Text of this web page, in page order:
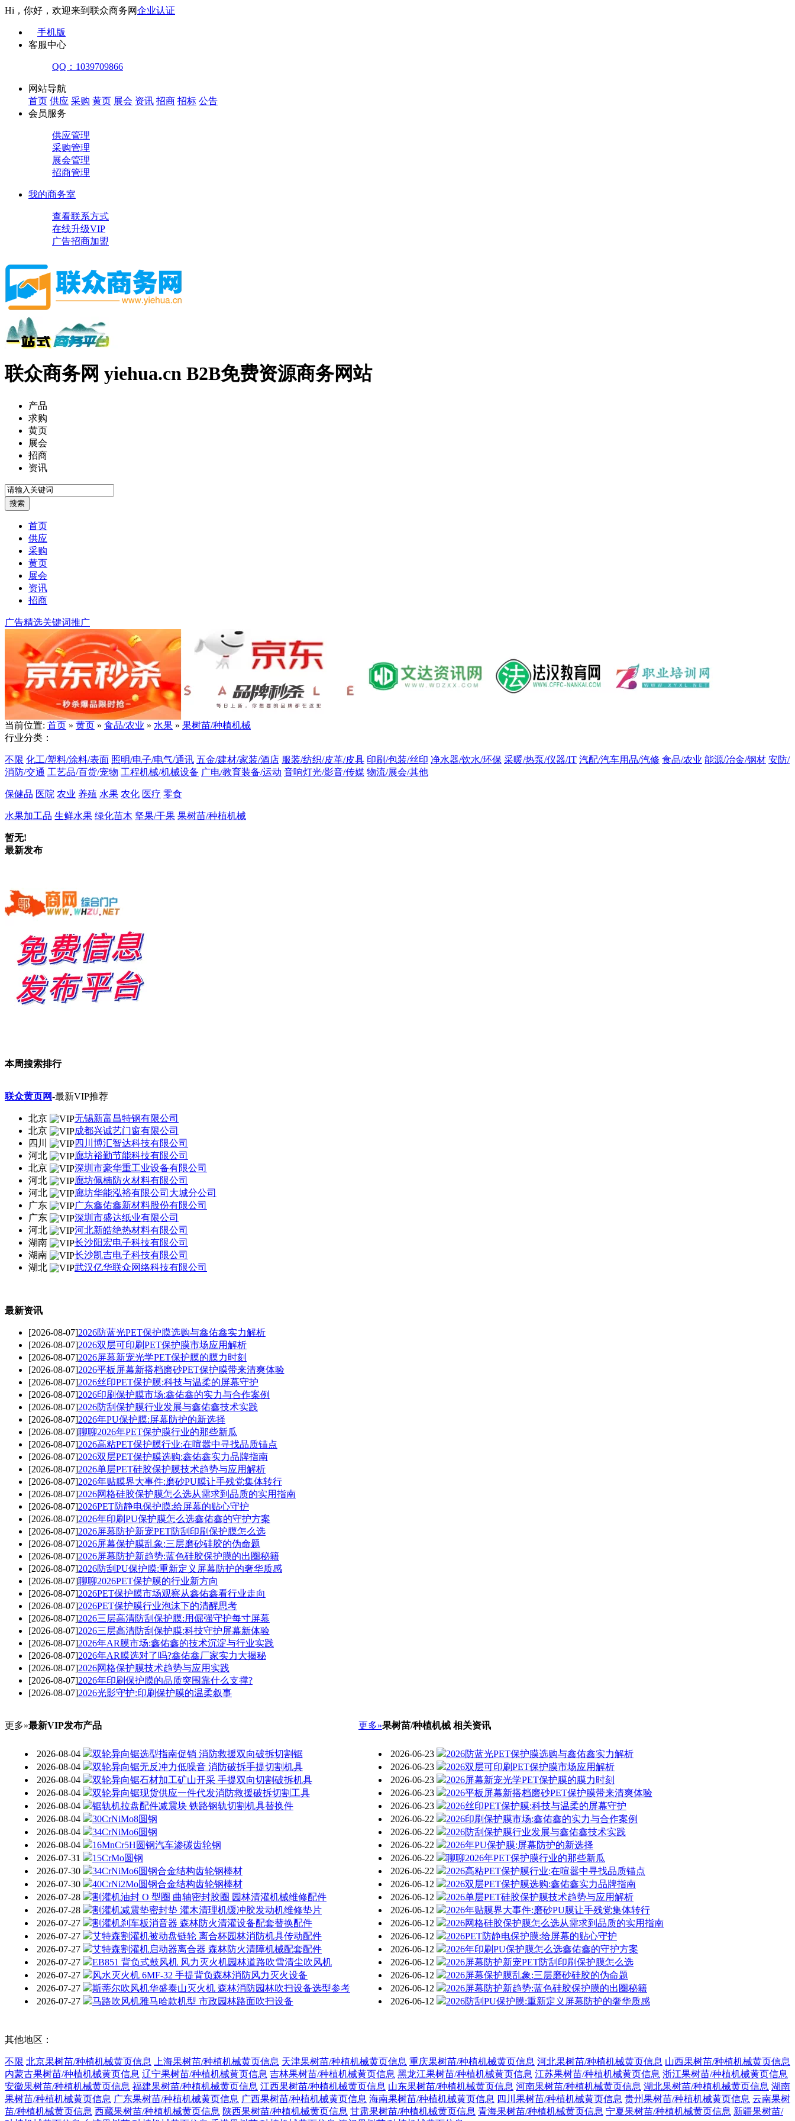
Hi，你好，欢迎来到联众商务网企业认证
手机版
客服中心
QQ：1039709866
网站导航
首页 供应 采购 黄页 展会 资讯 招商 招标 公告
会员服务
供应管理
采购管理
展会管理
招商管理
我的商务室
查看联系方式
在线升级VIP
广告招商加盟
联众商务网 yiehua.cn B2B免费资源商务网站
产品
求购
黄页
展会
招商
资讯
首页
供应
采购
黄页
展会
资讯
招商
广告精选关键词推广
当前位置: 首页 » 黄页 » 食品/农业 » 水果 » 果树苗/种植机械
行业分类：
不限 化工/塑料/涂料/表面 照明/电子/电气/通讯 五金/建材/家装/酒店 服装/纺织/皮革/皮具 印刷/包装/丝印 净水器/饮水/环保 采暖/热泵/仪器/IT 汽配/汽车用品/汽修 食品/农业 能源/冶金/钢材 安防/
消防/交通 工艺品/百货/宠物 工程机械/机械设备 广电/教育装备/运动 音响灯光/影音/传媒 物流/展会/其他
保健品 医院 农业 养殖 水果 农化 医疗 零食
水果加工品 生鲜水果 绿化苗木 坚果/干果 果树苗/种植机械
暂无!
最新发布
本周搜索排行
联众黄页网-最新VIP推荐
北京
无锡新富昌特钢有限公司
北京
成都兴诚艺门窗有限公司
四川
四川博汇智达科技有限公司
河北
廊坊裕勤节能科技有限公司
北京
深圳市豪华重工业设备有限公司
河北
廊坊佩楠防火材料有限公司
河北
廊坊华能泓裕有限公司大城分公司
广东
广东鑫佑鑫新材料股份有限公司
广东
深圳市盛达纸业有限公司
河北
河北新皓绝热材料有限公司
湖南
长沙阳宏电子科技有限公司
湖南
长沙凯吉电子科技有限公司
湖北
武汉亿华联众网络科技有限公司
最新资讯
[2026-08-07]2026防蓝光PET保护膜选购与鑫佑鑫实力解析
[2026-08-07]2026双层可印刷PET保护膜市场应用解析
[2026-08-07]2026屏幕新宠光学PET保护膜的膜力时刻
[2026-08-07]2026平板屏幕新搭档磨砂PET保护膜带来清爽体验
[2026-08-07]2026丝印PET保护膜:科技与温柔的屏幕守护
[2026-08-07]2026印刷保护膜市场:鑫佑鑫的实力与合作案例
[2026-08-07]2026防刮保护膜行业发展与鑫佑鑫技术实践
[2026-08-07]2026年PU保护膜:屏幕防护的新选择
[2026-08-07]聊聊2026年PET保护膜行业的那些新瓜
[2026-08-07]2026高粘PET保护膜行业:在喧嚣中寻找品质锚点
[2026-08-07]2026双层PET保护膜选购:鑫佑鑫实力品牌指南
[2026-08-07]2026单层PET硅胶保护膜技术趋势与应用解析
[2026-08-07]2026年贴膜界大事件:磨砂PU膜让手残党集体转行
[2026-08-07]2026网格硅胶保护膜怎么选从需求到品质的实用指南
[2026-08-07]2026PET防静电保护膜:给屏幕的贴心守护
[2026-08-07]2026年印刷PU保护膜怎么选鑫佑鑫的守护方案
[2026-08-07]2026屏幕防护新宠PET防刮印刷保护膜怎么选
[2026-08-07]2026屏幕保护膜乱象:三层磨砂硅胶的伪命题
[2026-08-07]2026屏幕防护新趋势:蓝色硅胶保护膜的出圈秘籍
[2026-08-07]2026防刮PU保护膜:重新定义屏幕防护的奢华质感
[2026-08-07]聊聊2026PET保护膜的行业新方向
[2026-08-07]2026PET保护膜市场观察从鑫佑鑫看行业走向
[2026-08-07]2026PET保护膜行业泡沫下的清醒思考
[2026-08-07]2026三层高清防刮保护膜:用倔强守护每寸屏幕
[2026-08-07]2026三层高清防刮保护膜:科技守护屏幕新体验
[2026-08-07]2026年AR膜市场:鑫佑鑫的技术沉淀与行业实践
[2026-08-07]2026年AR膜选对了吗?鑫佑鑫厂家实力大揭秘
[2026-08-07]2026网格保护膜技术趋势与应用实践
[2026-08-07]2026年印刷保护膜的品质突围靠什么支撑?
[2026-08-07]2026光影守护:印刷保护膜的温柔叙事
更多»最新VIP发布产品
2026-08-04
双轮异向锯选型指南促销 消防救援双向破拆切割锯
2026-08-04
双轮异向锯无反冲力低噪音 消防破拆手提切割机具
2026-08-04
双轮异向锯石材加工矿山开采 手提双向切割破拆机具
2026-08-04
双轮异向锯现货供应一件代发消防救援破拆切割工具
2026-08-04
锯轨机拉盘配件减震块 铁路钢轨切割机具替换件
2026-08-04
30CrNiMo8圆钢
2026-08-04
34CrNiMo6圆钢
2026-08-04
16MnCr5H圆钢汽车渗碳齿轮钢
2026-07-31
15CrMo圆钢
2026-07-30
34CrNiMo6圆钢合金结构齿轮钢棒材
2026-07-30
40CrNi2Mo圆钢合金结构齿轮钢棒材
2026-07-28
割灌机油封 O 型圈 曲轴密封胶圈 园林清灌机械维修配件
2026-07-28
割灌机减震垫密封垫 灌木清理机缓冲胶发动机维修垫片
2026-07-27
割灌机刹车板消音器 森林防火清灌设备配套替换配件
2026-07-27
艾特森割灌机被动盘链轮 离合杯园林消防机具传动配件
2026-07-27
艾特森割灌机启动器离合器 森林防火清障机械配套配件
2026-07-27
EB851 背负式鼓风机 风力灭火机园林道路吹雪清尘吹风机
2026-07-27
风水灭火机 6MF-32 手提背负森林消防风力灭火设备
2026-07-27
斯蒂尔吹风机华盛泰山灭火机 森林消防园林吹扫设备选型参考
2026-07-27
马路吹风机雅马哈款机型 市政园林路面吹扫设备
更多»果树苗/种植机械 相关资讯
2026-06-23
2026防蓝光PET保护膜选购与鑫佑鑫实力解析
2026-06-23
2026双层可印刷PET保护膜市场应用解析
2026-06-23
2026屏幕新宠光学PET保护膜的膜力时刻
2026-06-23
2026平板屏幕新搭档磨砂PET保护膜带来清爽体验
2026-06-23
2026丝印PET保护膜:科技与温柔的屏幕守护
2026-06-22
2026印刷保护膜市场:鑫佑鑫的实力与合作案例
2026-06-22
2026防刮保护膜行业发展与鑫佑鑫技术实践
2026-06-22
2026年PU保护膜:屏幕防护的新选择
2026-06-22
聊聊2026年PET保护膜行业的那些新瓜
2026-06-22
2026高粘PET保护膜行业:在喧嚣中寻找品质锚点
2026-06-12
2026双层PET保护膜选购:鑫佑鑫实力品牌指南
2026-06-12
2026单层PET硅胶保护膜技术趋势与应用解析
2026-06-12
2026年贴膜界大事件:磨砂PU膜让手残党集体转行
2026-06-12
2026网格硅胶保护膜怎么选从需求到品质的实用指南
2026-06-12
2026PET防静电保护膜:给屏幕的贴心守护
2026-06-12
2026年印刷PU保护膜怎么选鑫佑鑫的守护方案
2026-06-12
2026屏幕防护新宠PET防刮印刷保护膜怎么选
2026-06-12
2026屏幕保护膜乱象:三层磨砂硅胶的伪命题
2026-06-12
2026屏幕防护新趋势:蓝色硅胶保护膜的出圈秘籍
2026-06-12
2026防刮PU保护膜:重新定义屏幕防护的奢华质感
其他地区：
不限 北京果树苗/种植机械黄页信息 上海果树苗/种植机械黄页信息 天津果树苗/种植机械黄页信息 重庆果树苗/种植机械黄页信息 河北果树苗/种植机械黄页信息 山西果树苗/种植机械黄页信息
内蒙古果树苗/种植机械黄页信息 辽宁果树苗/种植机械黄页信息 吉林果树苗/种植机械黄页信息 黑龙江果树苗/种植机械黄页信息 江苏果树苗/种植机械黄页信息 浙江果树苗/种植机械黄页信息
安徽果树苗/种植机械黄页信息 福建果树苗/种植机械黄页信息 江西果树苗/种植机械黄页信息 山东果树苗/种植机械黄页信息 河南果树苗/种植机械黄页信息 湖北果树苗/种植机械黄页信息 湖南
果树苗/种植机械黄页信息 广东果树苗/种植机械黄页信息 广西果树苗/种植机械黄页信息 海南果树苗/种植机械黄页信息 四川果树苗/种植机械黄页信息 贵州果树苗/种植机械黄页信息 云南果树
苗/种植机械黄页信息 西藏果树苗/种植机械黄页信息 陕西果树苗/种植机械黄页信息 甘肃果树苗/种植机械黄页信息 青海果树苗/种植机械黄页信息 宁夏果树苗/种植机械黄页信息 新疆果树苗/